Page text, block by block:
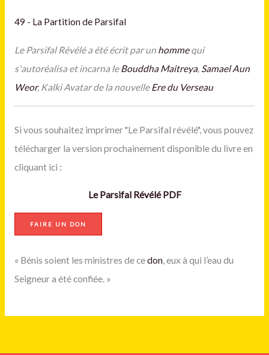
49 - La Partition de Parsifal
Le Parsifal Révélé a été écrit par un hommequi
s'autoréalisa et incarna leBouddha Maitreya, Samael Aun
Weor, Kalki Avatar de la nouvelleEre du Verseau
Si vous souhaitez imprimer "Le Parsifal révélé", vous pouvez
télécharger la version prochainement disponible du livre en
cliquant ici :
Le Parsifal Révélé PDF
FAIRE UN DON
« Bénis soient les ministres de cedon, eux à qui l’eau du
Seigneur a été confiée. »